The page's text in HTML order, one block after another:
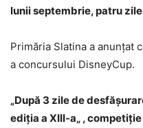
lunii septembrie, patru
Primăria Slatina a anunțat
a concursului DisneyCup.
„După 3 zile de
ediția a XIII-a„ ,